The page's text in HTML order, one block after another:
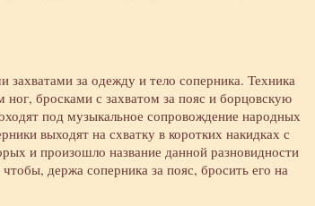
за одежду и тело соперника. Техника
бросками с захватом за пояс и борцовскую
под музыкальное сопровождение народных
выходят на схватку в коротких накидках с
и произошло название данной разновидности
держа соперника за пояс, бросить его на